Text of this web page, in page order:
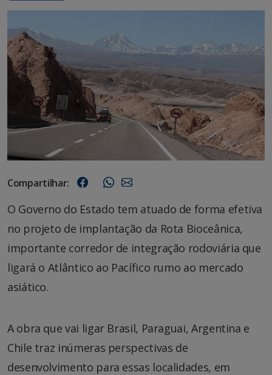
Compartilhar:
O Governo do Estado tem atuado de forma efetiva
no projeto de implantação da Rota Bioceânica,
importante corredor de integração rodoviária que
ligará o Atlântico ao Pacífico rumo ao mercado
asiático.
A obra que vai ligar Brasil, Paraguai, Argentina e
Chile traz inúmeras perspectivas de
desenvolvimento para essas localidades, em